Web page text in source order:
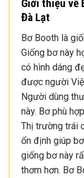
Giới thiệu về
Đà Lạt
Bơ Booth là
Giống bơ này
có hình dáng
được người
Người dùng
này. Bơ phù
Thị trường trái
ổn định giúp
giống bơ này
thơm hơn. Bơ